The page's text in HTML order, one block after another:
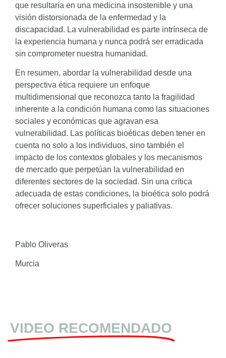
que resultaría en una medicina insostenible y una
visión distorsionada de la enfermedad y la
discapacidad. La vulnerabilidad es parte intrínseca de
la experiencia humana y nunca podrá ser erradicada
sin comprometer nuestra humanidad.
En resumen, abordar la vulnerabilidad desde una
perspectiva ética requiere un enfoque
multidimensional que reconozca tanto la fragilidad
inherente a la condición humana como las situaciones
sociales y económicas que agravan esa
vulnerabilidad. Las políticas bioéticas deben tener en
cuenta no solo a los individuos, sino también el
impacto de los contextos globales y los mecanismos
de mercado que perpetúan la vulnerabilidad en
diferentes sectores de la sociedad. Sin una crítica
adecuada de estas condiciones, la bioética solo podrá
ofrecer soluciones superficiales y paliativas.
Pablo Oliveras
Murcia
VIDEO RECOMENDADO